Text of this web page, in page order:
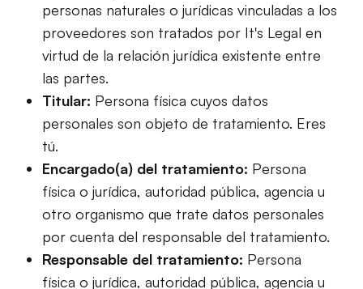
personas naturales o jurídicas vinculadas a los
proveedores son tratados por It's Legal en
virtud de la relación jurídica existente entre
las partes.
Titular: Persona física cuyos datos
personales son objeto de tratamiento. Eres
tú.
Encargado(a) del tratamiento: Persona
física o jurídica, autoridad pública, agencia u
otro organismo que trate datos personales
por cuenta del responsable del tratamiento.
Responsable del tratamiento: Persona
física o jurídica, autoridad pública, agencia u